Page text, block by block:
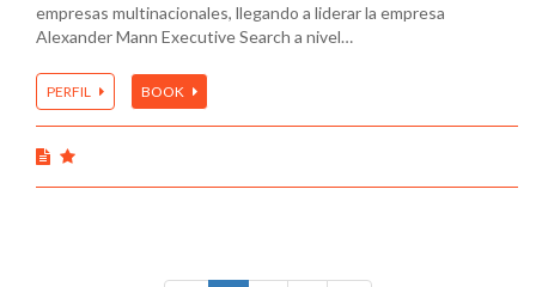
empresas multinacionales, llegando a liderar la empresa
Alexander Mann Executive Search a nivel…
PERFIL BOOK